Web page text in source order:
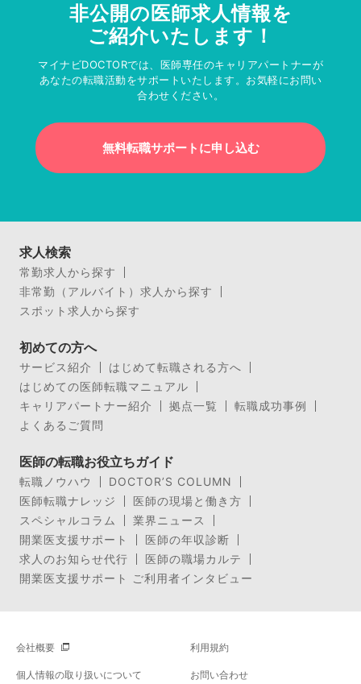
非公開の医師求人情報を
ご紹介いたします！
マイナビDOCTORでは、医師専任のキャリアパートナーが
あなたの転職活動をサポートいたします。お気軽にお問い
合わせください。
無料転職サポートに申し込む
求人検索
常勤求人から探す
非常勤（アルバイト）求人から探す
スポット求人から探す
初めての方へ
サービス紹介
はじめて転職される方へ
はじめての医師転職マニュアル
キャリアパートナー紹介
拠点一覧
転職成功事例
よくあるご質問
医師の転職お役立ちガイド
転職ノウハウ
DOCTOR’S COLUMN
医師転職ナレッジ
医師の現場と働き方
スペシャルコラム
業界ニュース
開業医支援サポート
医師の年収診断
求人のお知らせ代行
医師の職場カルテ
開業医支援サポート ご利用者インタビュー
会社概要 利用規約
個人情報の取り扱いについて お問い合わせ